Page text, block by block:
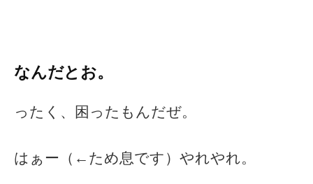
なんだとお。
ったく、困ったもんだぜ。
はぁー（←ため息です）やれやれ。